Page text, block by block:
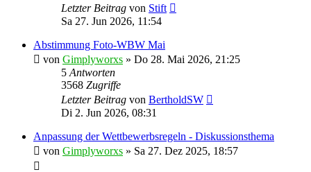
Letzter Beitrag von Stift
Sa 27. Jun 2026, 11:54
Abstimmung Foto-WBW Mai
von Gimplyworxs » Do 28. Mai 2026, 21:25
5 Antworten
3568 Zugriffe
Letzter Beitrag von BertholdSW
Di 2. Jun 2026, 08:31
Anpassung der Wettbewerbsregeln - Diskussionsthema
von Gimplyworxs » Sa 27. Dez 2025, 18:57